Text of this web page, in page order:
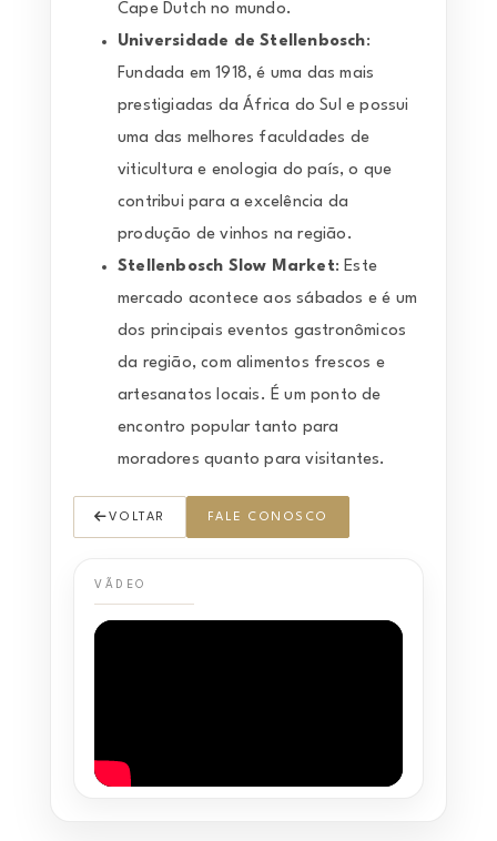
Cape Dutch no mundo.
Universidade de Stellenbosch:
Fundada em 1918, é uma das mais
prestigiadas da África do Sul e possui
uma das melhores faculdades de
viticultura e enologia do país, o que
contribui para a excelência da
produção de vinhos na região.
Stellenbosch Slow Market: Este
mercado acontece aos sábados e é um
dos principais eventos gastronômicos
da região, com alimentos frescos e
artesanatos locais. É um ponto de
encontro popular tanto para
moradores quanto para visitantes.
VOLTAR FALE CONOSCO
VÃ­DEO